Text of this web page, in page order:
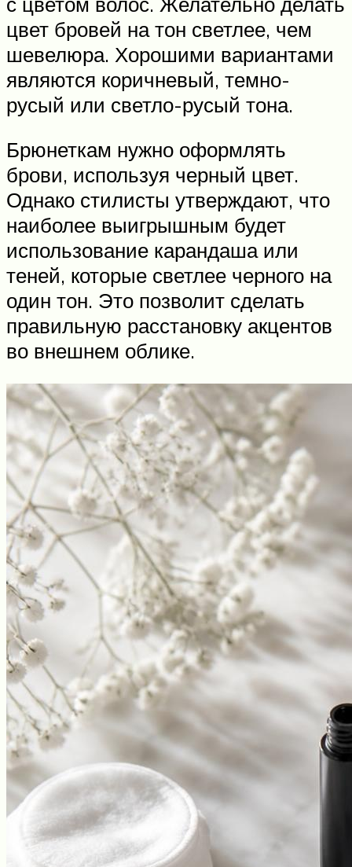
цвет бровей на тон светлее, чем
шевелюра. Хорошими вариантами
являются коричневый, темно-
русый или светло-русый тона.
Брюнеткам нужно оформлять
брови, используя черный цвет.
Однако стилисты утверждают, что
наиболее выигрышным будет
использование карандаша или
теней, которые светлее черного на
один тон. Это позволит сделать
правильную расстановку акцентов
во внешнем облике.